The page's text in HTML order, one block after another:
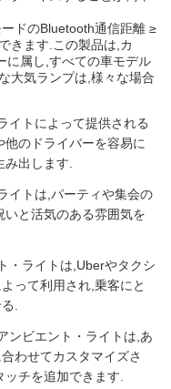
ドのBluetooth通信距離 ≥
きます.この製品は,カ
に属し,すべての車モデル
大気ランプは,様々な場合
イトによって提供される
のドライバーを容易に
出します.
イトは,パーティや集会の
と活気のある雰囲気を
・ライトは,Uberやタクシ
って利用され,乗客にと
.
ンビエント・ライトは,あ
わせてカスタマイズさ
チを追加できます.